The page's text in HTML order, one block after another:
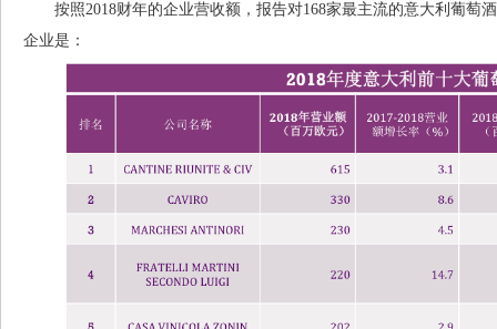
按照2018财年的企业营收额，报告对168家最主流的意大利葡萄
企业是：